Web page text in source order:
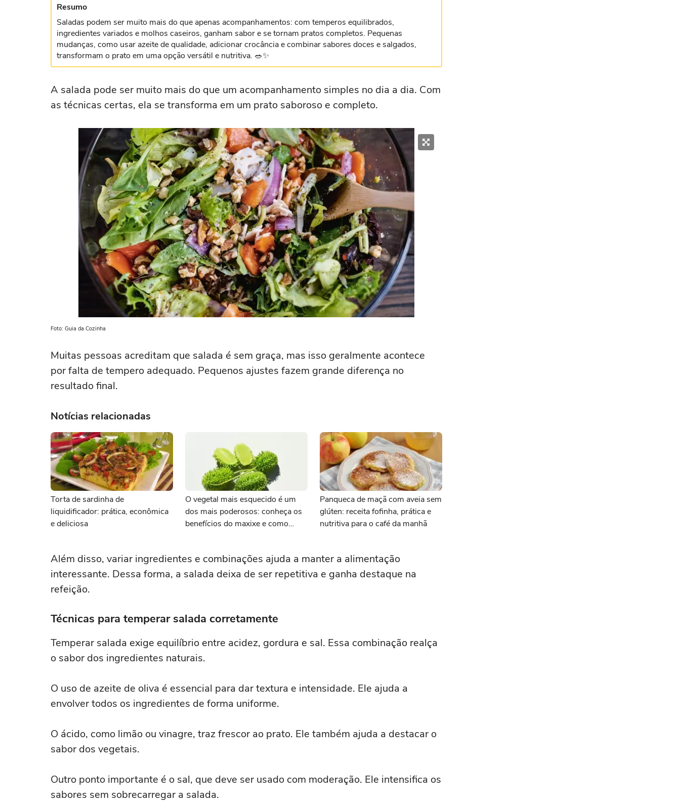
Resumo
Saladas podem ser muito mais do que apenas acompanhamentos: com temperos equilibrados,
ingredientes variados e molhos caseiros, ganham sabor e se tornam pratos completos. Pequenas
mudanças, como usar azeite de qualidade, adicionar crocância e combinar sabores doces e salgados,
transformam o prato em uma opção versátil e nutritiva. 🥗✨
A salada pode ser muito mais do que um acompanhamento simples no dia a dia. Com
as técnicas certas, ela se transforma em um prato saboroso e completo.
Foto: Guia da Cozinha
Muitas pessoas acreditam que salada é sem graça, mas isso geralmente acontece
por falta de tempero adequado. Pequenos ajustes fazem grande diferença no
resultado final.
Notícias relacionadas
Torta de sardinha de
liquidificador: prática, econômica
e deliciosa
O vegetal mais esquecido é um
dos mais poderosos: conheça os
benefícios do maxixe e como
Panqueca de maçã com aveia sem
glúten: receita fofinha, prática e
nutritiva para o café da manhã
Além disso, variar ingredientes e combinações ajuda a manter a alimentação
interessante. Dessa forma, a salada deixa de ser repetitiva e ganha destaque na
refeição.
Técnicas para temperar salada corretamente
Temperar salada exige equilíbrio entre acidez, gordura e sal. Essa combinação realça
o sabor dos ingredientes naturais.
O uso de azeite de oliva é essencial para dar textura e intensidade. Ele ajuda a
envolver todos os ingredientes de forma uniforme.
O ácido, como limão ou vinagre, traz frescor ao prato. Ele também ajuda a destacar o
sabor dos vegetais.
Outro ponto importante é o sal, que deve ser usado com moderação. Ele intensifica os
sabores sem sobrecarregar a salada.